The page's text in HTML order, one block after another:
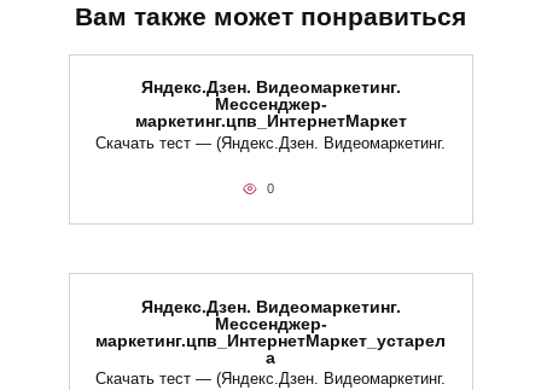
Вам также может понравиться
Яндекс.Дзен. Видеомаркетинг.
Мессенджер-
маркетинг.цпв_ИнтернетМаркет
Скачать тест — (Яндекс.Дзен. Видеомаркетинг.
0
Яндекс.Дзен. Видеомаркетинг.
Мессенджер-
маркетинг.цпв_ИнтернетМаркет_устарел
а
Скачать тест — (Яндекс.Дзен. Видеомаркетинг.